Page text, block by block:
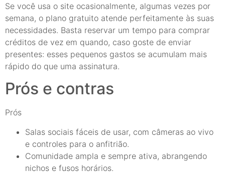
Se você usa o site ocasionalmente, algumas vezes por
semana, o plano gratuito atende perfeitamente às suas
necessidades. Basta reservar um tempo para comprar
créditos de vez em quando, caso goste de enviar
presentes: esses pequenos gastos se acumulam mais
rápido do que uma assinatura.
Prós e contras
Prós
Salas sociais fáceis de usar, com câmeras ao vivo
e controles para o anfitrião.
Comunidade ampla e sempre ativa, abrangendo
nichos e fusos horários.